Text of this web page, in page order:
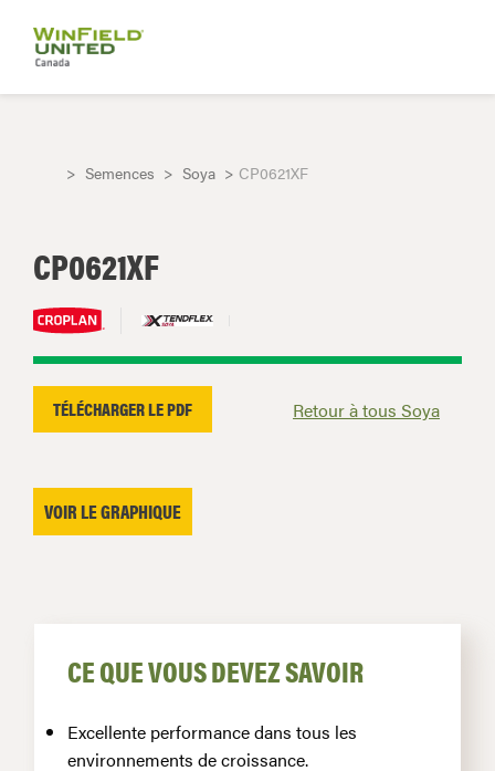
Semences Soya CP0621XF
CP0621XF
TÉLÉCHARGER LE PDF Retour à tous Soya
VOIR LE GRAPHIQUE
CE QUE VOUS DEVEZ SAVOIR
Excellente performance dans tous les
environnements de croissance.